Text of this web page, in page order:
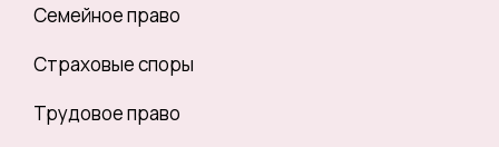
Семейное право
Страховые споры
Трудовое право